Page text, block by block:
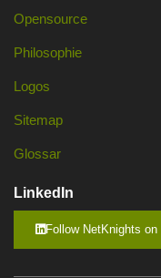
Opensource
Philosophie
Logos
Sitemap
Glossar
LinkedIn
Follow NetKnights